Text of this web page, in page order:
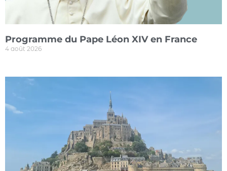
Programme du Pape Léon XIV en France
4 août 2026